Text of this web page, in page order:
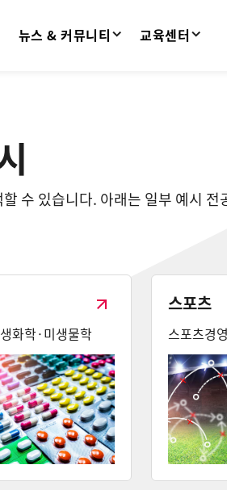
뉴스 & 커뮤니티 교육센터
수 있습니다. 아래는 일부 예시 전
화학·미생물학
스포츠
스포츠경